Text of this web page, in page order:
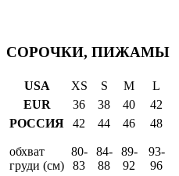
СОРОЧКИ, ПИЖАМЫ
USA XS S M L
EUR
36 38 40 42
РОССИЯ
42 44 46 48
обхват
груди (см)
80-
83
84-
88
89-
92
93-
96